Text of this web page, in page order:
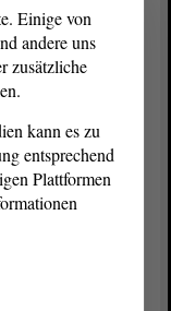
tötete, war
der
Polizisten
war
zwei Stichen
Der
in Bad
sich danach
Einige von
andere uns
zusätzliche
kann es zu
entsprechend
Plattformen